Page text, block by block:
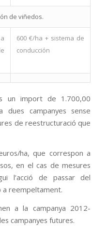
de viñedos.
600 €/ha + sistema de
conducción
un import de 1.700,00
dues campanyes sense
de reestructuració que
ha, que correspon a
en el cas de mesures
l’acció de passar del
a reempeltament.
a la campanya 2012-
campanyes futures.